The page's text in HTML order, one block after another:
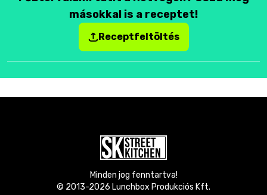
másokkal is a receptet!
Receptfeltöltés
Minden jog fenntartva!
© 2013-2026 Lunchbox Produkciós Kft.